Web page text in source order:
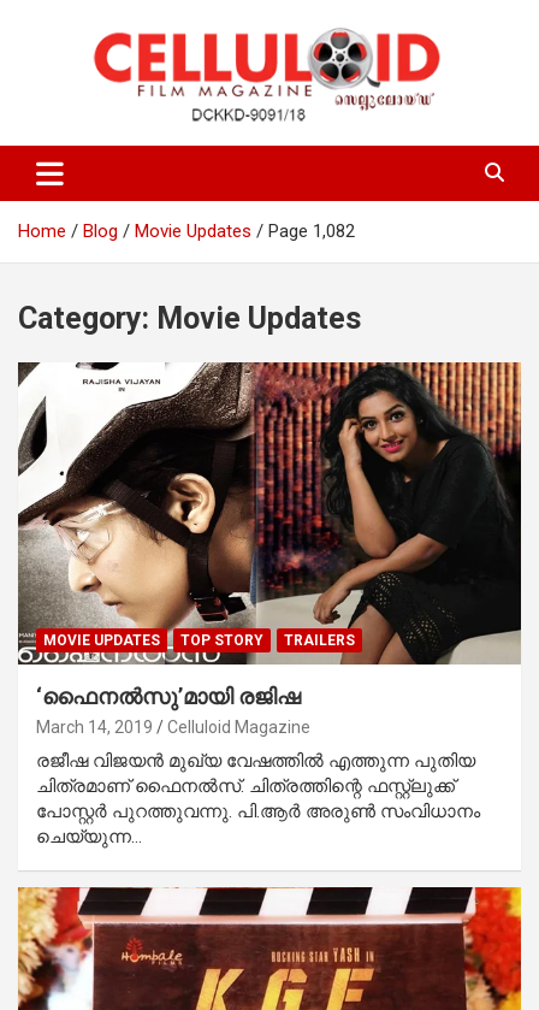
celluloid
Home Blog Movie Updates Page 1,082
Category: Movie Updates
MOVIE UPDATES TOP STORY TRAILERS
‘ഫൈനല്‍സു’മായി രജിഷ
March 14, 2019 Celluloid Magazine
രജീഷ വിജയന്‍ മുഖ്യ വേഷത്തില്‍ എത്തുന്ന പുതിയ
ചിത്രമാണ് ഫൈനല്‍സ്. ചിത്രത്തിന്റെ ഫസ്റ്റ്‌ലുക്ക്
പോസ്റ്റര്‍ പുറത്തുവന്നു. പി.ആര്‍ അരുണ്‍ സംവിധാനം
ചെയ്യുന്ന…